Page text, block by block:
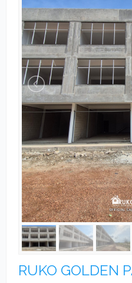
RUKO GOLDEN